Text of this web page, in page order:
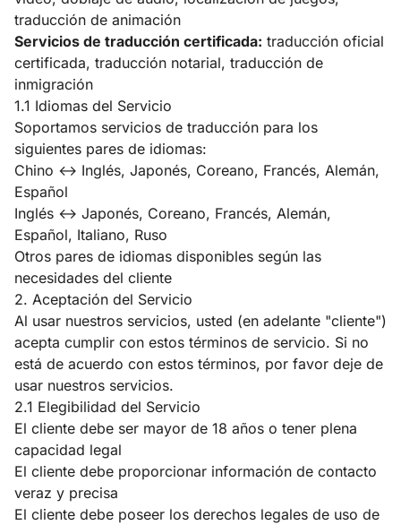
traducción de animación
Servicios de traducción certificada: traducción oficial
certificada, traducción notarial, traducción de
inmigración
1.1 Idiomas del Servicio
Soportamos servicios de traducción para los
siguientes pares de idiomas:
Chino ↔ Inglés, Japonés, Coreano, Francés, Alemán,
Español
Inglés ↔ Japonés, Coreano, Francés, Alemán,
Español, Italiano, Ruso
Otros pares de idiomas disponibles según las
necesidades del cliente
2. Aceptación del Servicio
Al usar nuestros servicios, usted (en adelante "cliente")
acepta cumplir con estos términos de servicio. Si no
está de acuerdo con estos términos, por favor deje de
usar nuestros servicios.
2.1 Elegibilidad del Servicio
El cliente debe ser mayor de 18 años o tener plena
capacidad legal
El cliente debe proporcionar información de contacto
veraz y precisa
El cliente debe poseer los derechos legales de uso de